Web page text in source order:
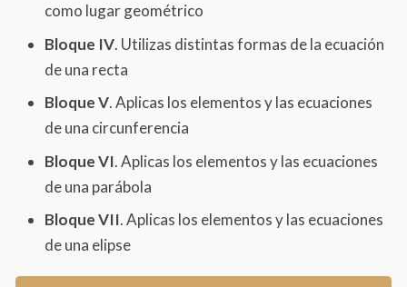
como lugar geométrico
Bloque IV. Utilizas distintas formas de la ecuación
de una recta
Bloque V. Aplicas los elementos y las ecuaciones
de una circunferencia
Bloque VI. Aplicas los elementos y las ecuaciones
de una parábola
Bloque VII. Aplicas los elementos y las ecuaciones
de una elipse